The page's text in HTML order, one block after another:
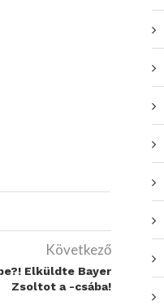
Következő
Elküldte Bayer
Zsoltot a -csába!